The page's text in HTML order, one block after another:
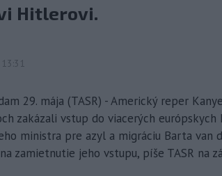
Hitlerovi.
29. mája (TASR) - Americký reper
zakázali vstup do viacerých
ministra pre azyl a migráciu Barta van
zamietnutie jeho vstupu, píše TASR na